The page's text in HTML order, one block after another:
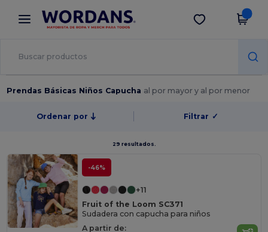
× App de Wordans
¡Mejores precios en app!
Descargar app
Prendas Básicas Niños Capucha al por mayor y al por menor
Ordenar por Filtrar ✓
29 resultados.
-46%
+11
Fruit of the Loom SC371
Sudadera con capucha para niños
A partir de: